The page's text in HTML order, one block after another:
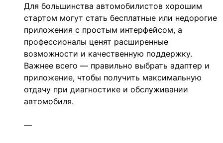
Для большинства автомобилистов хорошим
стартом могут стать бесплатные или недорогие
приложения с простым интерфейсом, а
профессионалы ценят расширенные
возможности и качественную поддержку.
Важнее всего — правильно выбрать адаптер и
приложение, чтобы получить максимальную
отдачу при диагностике и обслуживании
автомобиля.
—